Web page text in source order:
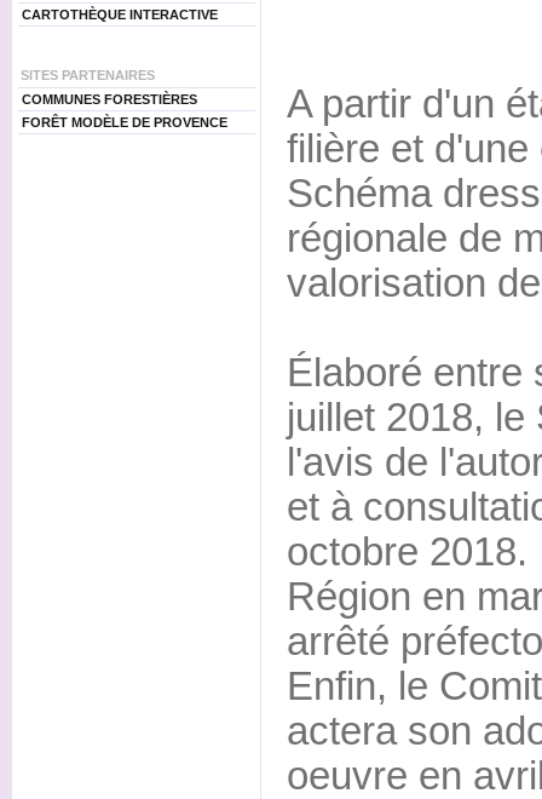
CARTOTHÈQUE INTERACTIVE
SITES PARTENAIRES
COMMUNES FORESTIÈRES
FORÊT MODÈLE DE PROVENCE
A partir d'un
filière et
Schéma
régionale de
valorisation
Élaboré entre
juillet 2018, le
l'avis de
et à
octobre 2018.
Région en
arrêté
Enfin, le
actera son
oeuvre en